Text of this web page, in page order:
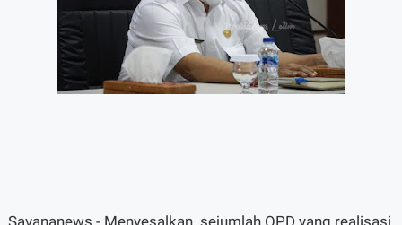
Savananews - Menyesalkan sejumlah OPD yang realisasi